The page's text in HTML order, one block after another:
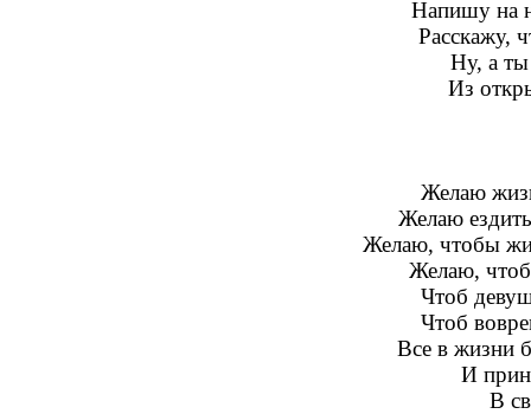
Напишу на
Расскажу,
Ну, а
Из
Желаю
Желаю
Желаю, чтобы
Желаю,
Чтоб
Чтоб
Все в жизни
И
В